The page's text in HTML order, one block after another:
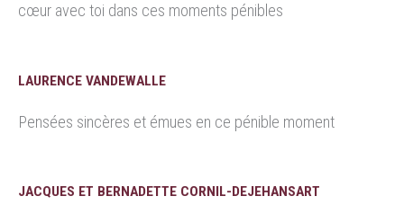
cœur avec toi dans ces moments pénibles
LAURENCE VANDEWALLE
Pensées sincères et émues en ce pénible moment
JACQUES ET BERNADETTE CORNIL-DEJEHANSART